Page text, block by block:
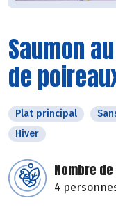
Saumon
de
Plat principal
Hiver
Nombre
4